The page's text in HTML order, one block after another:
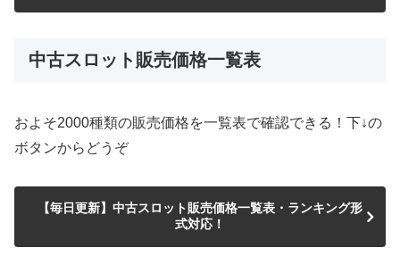
中古スロット販売価格一覧表
およそ2000種類の販売価格を一覧表で確認できる！下↓の
ボタンからどうぞ
【毎日更新】中古スロット販売価格一覧表・ランキング形
式対応！